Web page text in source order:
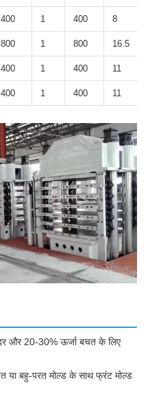
400 1 400 8
800 1 800 16.5
400 1 400 11
400 1 400 11
और 20-30% ऊर्जा बचत के लिए
या बहु-परत मोल्ड के साथ फ्रंट मोल्ड